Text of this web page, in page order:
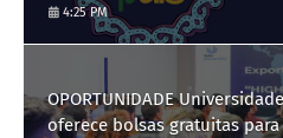
a 3 de agosto
4:25 PM
OPORTUNIDADE
oferece bolsas gratuitas